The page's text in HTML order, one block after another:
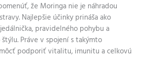
že Moringa nie je náhradou
Najlepšie účinky prináša ako
pravidelného pohybu a
Práve v spojení s takýmto
podporiť vitalitu, imunitu a celkovú